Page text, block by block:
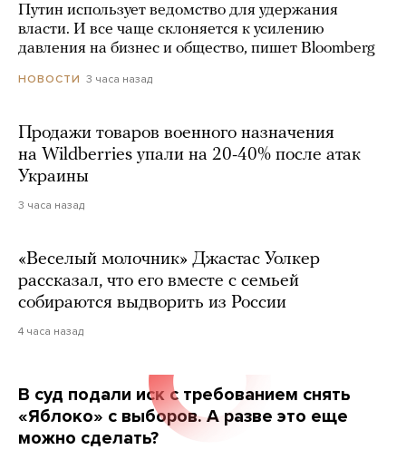
Путин использует ведомство для удержания
власти. И все чаще склоняется к усилению
давления на бизнес и общество, пишет Bloomberg
НОВОСТИ 3 часа назад
Продажи товаров военного назначения
на Wildberries упали на 20-40% после атак
Украины
3 часа назад
«Веселый молочник» Джастас Уолкер
рассказал, что его вместе с семьей
собираются выдворить из России
4 часа назад
В суд подали иск с требованием снять
«Яблоко» с выборов. А разве это еще
можно сделать?